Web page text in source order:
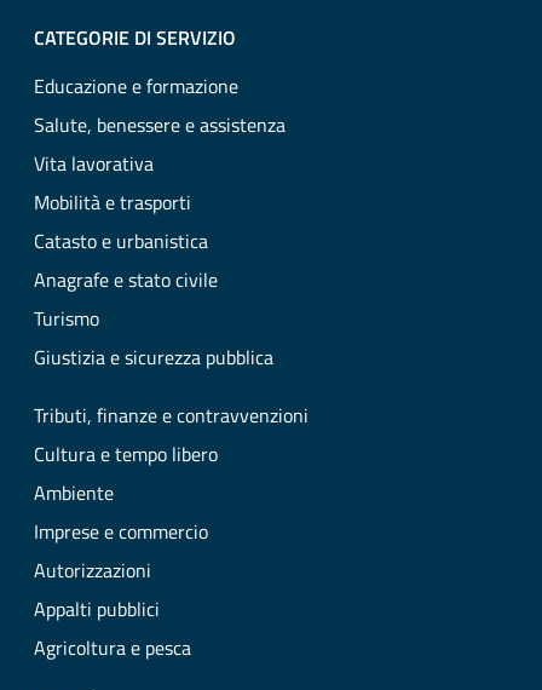
CATEGORIE DI SERVIZIO
Educazione e formazione
Salute, benessere e assistenza
Vita lavorativa
Mobilità e trasporti
Catasto e urbanistica
Anagrafe e stato civile
Turismo
Giustizia e sicurezza pubblica
Tributi, finanze e contravvenzioni
Cultura e tempo libero
Ambiente
Imprese e commercio
Autorizzazioni
Appalti pubblici
Agricoltura e pesca